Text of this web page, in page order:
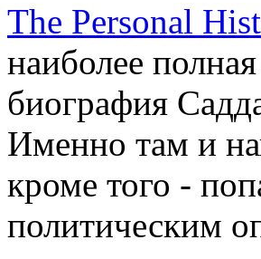
The Personal
наиболее
биография
Именно там и
кроме того -
политическим